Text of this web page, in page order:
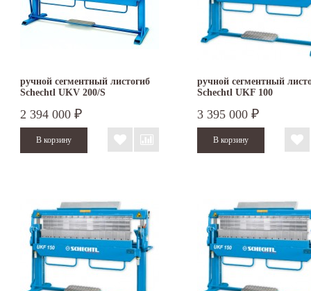
ручной сегментный листогиб
Schechtl UKV 200/S
2 394 000 ₽
ручной сегментный
Schechtl UKF 100
3 395 000 ₽